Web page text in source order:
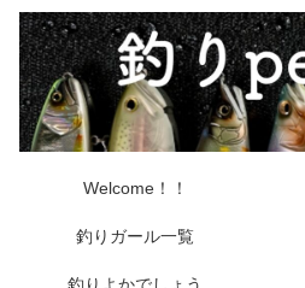
Welcome！！
釣りガール一覧